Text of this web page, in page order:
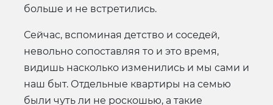
больше и не встретились.
Сейчас, вспоминая детство и соседей,
невольно сопоставляя то и это время,
видишь насколько изменились и мы сами и
наш быт. Отдельные квартиры на семью
были чуть ли не роскошью, а такие